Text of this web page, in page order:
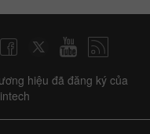
hiệu đã đăng ký của